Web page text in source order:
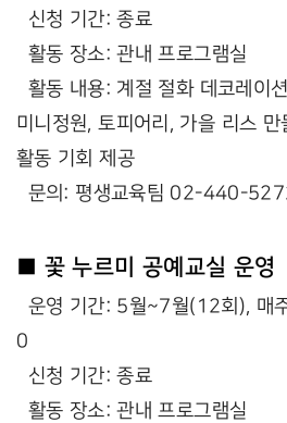
신청 기간: 종료
활동 장소: 관내 프로그램실
활동 내용: 계절 절화 데코레이
미니정원, 토피어리, 가을 리스 만
활동 기회 제공
문의: 평생교육팀 02-440-
■ 꽃 누르미 공예교실 운영
운영 기간: 5월~7월(12회), 매
0
신청 기간: 종료
활동 장소: 관내 프로그램실